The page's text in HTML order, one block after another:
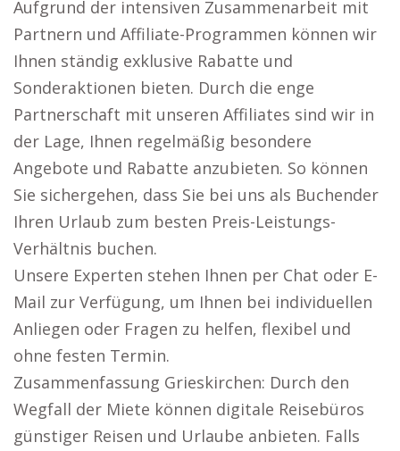
Aufgrund der intensiven Zusammenarbeit mit
Partnern und Affiliate-Programmen können wir
Ihnen ständig exklusive Rabatte und
Sonderaktionen bieten. Durch die enge
Partnerschaft mit unseren Affiliates sind wir in
der Lage, Ihnen regelmäßig besondere
Angebote und Rabatte anzubieten. So können
Sie sichergehen, dass Sie bei uns als Buchender
Ihren Urlaub zum besten Preis-Leistungs-
Verhältnis buchen.
Unsere Experten stehen Ihnen per Chat oder E-
Mail zur Verfügung, um Ihnen bei individuellen
Anliegen oder Fragen zu helfen, flexibel und
ohne festen Termin.
Zusammenfassung Grieskirchen: Durch den
Wegfall der Miete können digitale Reisebüros
günstiger Reisen und Urlaube anbieten. Falls